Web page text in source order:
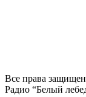
Все права
Радио “Белый